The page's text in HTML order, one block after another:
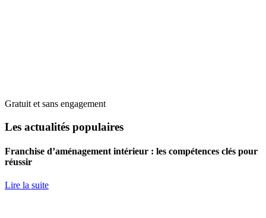
Gratuit et sans engagement
Les actualités populaires
Franchise d’aménagement intérieur : les compétences clés pour
réussir
Lire la suite